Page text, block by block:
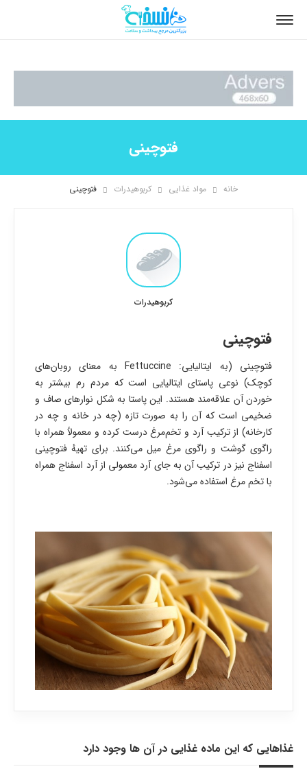
فتوچینی
خانه مواد غذایی کربوهیدرات فتوچینی
فتوچینی
فتوچینی (به ایتالیایی: Fettuccine به معنای روبان‌های
کوچک) نوعی پاستای ایتالیایی است که مردم رم بیشتر به
خوردن آن علاقه‌مند هستند. این پاستا به شکل نوارهای صاف و
ضخیمی است که آن را به صورت تازه (چه در خانه و چه در
کارخانه) از ترکیب آرد و تخم‌مرغ درست کرده و معمولاً همراه با
راگوی گوشت و راگوی مرغ میل می‌کنند. برای تهیهٔ فتوچینی
اسفناج نیز در ترکیب آن به جای آرد معمولی از آرد اسفناج همراه
با تخم مرغ استفاده می‌شود.
کربوهیدرات
غذاهایی که این ماده غذایی در آن ها وجود دارد